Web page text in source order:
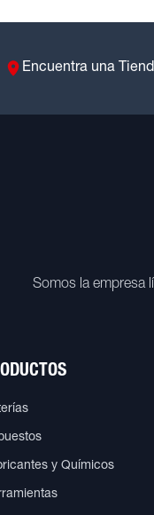
Encuentra una
Somos la empresa
y Químicos